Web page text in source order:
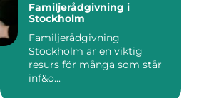
Familjerådgivning i
Stockholm
Familjerådgivning
Stockholm är en viktig
resurs för många som står
inf&o...